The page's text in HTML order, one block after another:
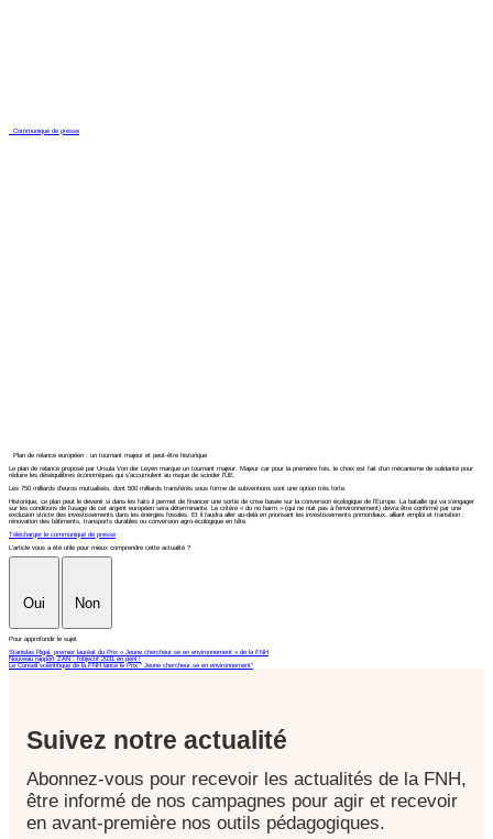
Communiqué de presse
Plan de relance européen : un tournant majeur et peut-être historique
Le plan de relance proposé par Ursula Von der Leyen marque un tournant majeur. Majeur car pour la première fois, le choix est fait d’un mécanisme de solidarité pour
réduire les déséquilibres économiques qui s’accumulent au risque de scinder l’UE.
Les 750 milliards d’euros mutualisés, dont 500 milliards transférés sous forme de subventions sont une option très forte.
Historique, ce plan peut le devenir si dans les faits il permet de financer une sortie de crise basée sur la conversion écologique de l’Europe. La bataille qui va s’engager
sur les conditions de l’usage de cet argent européen sera déterminante. Le critère « do no harm » (qui ne nuit pas à l’environnement) devra être confirmé par une
exclusion stricte des investissements dans les énergies fossiles. Et il faudra aller au-delà en priorisant les investissements primordiaux, alliant emploi et transition :
rénovation des bâtiments, transports durables ou conversion agro-écologique en tête.
Télécharger le communiqué de presse
L'article vous a été utile pour mieux comprendre cette actualité ?
Oui Non
Pour approfondir le sujet
Stanislas Rigal, premier lauréat du Prix « Jeune chercheur·se en environnement » de la FNH
Nouveau rapport ZAN : l'objectif 2031 en péril !
Le Conseil scientifique de la FNH lance le Prix " Jeune chercheur.se en environnement"
Suivez notre actualité
Abonnez-vous pour recevoir les actualités de la FNH,
être informé de nos campagnes pour agir et recevoir
en avant-première nos outils pédagogiques.